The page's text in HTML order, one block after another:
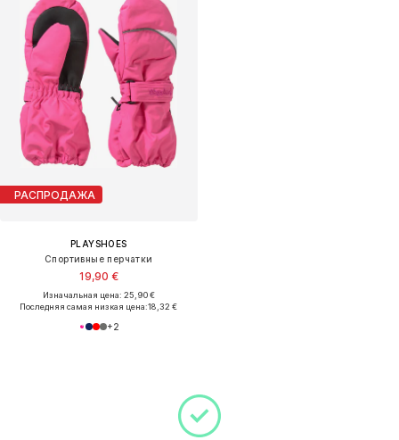
РАСПРОДАЖА
PLAYSHOES
Спортивные перчатки
19,90 €
Изначальная цена: 25,90 €
Последняя самая низкая цена:18,32 €
+2